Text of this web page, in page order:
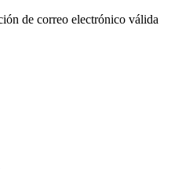
de correo electrónico válida